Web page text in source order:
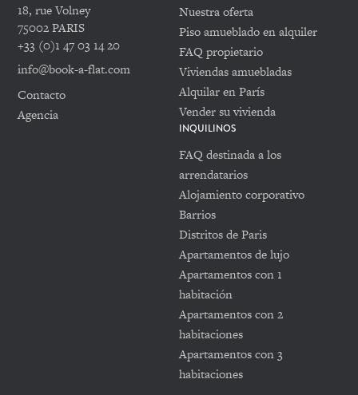
18, rue Volney
75002 PARIS
+33 (0)1 47 03 14 20
info@book-a-flat.com
Contacto
Agencia
Nuestra oferta
Piso amueblado en alquiler
FAQ propietario
Viviendas amuebladas
Alquilar en París
Vender su vivienda
INQUILINOS
FAQ destinada a los
arrendatarios
Alojamiento corporativo
Barrios
Distritos de Paris
Apartamentos de lujo
Apartamentos con 1
habitación
Apartamentos con 2
habitaciones
Apartamentos con 3
habitaciones